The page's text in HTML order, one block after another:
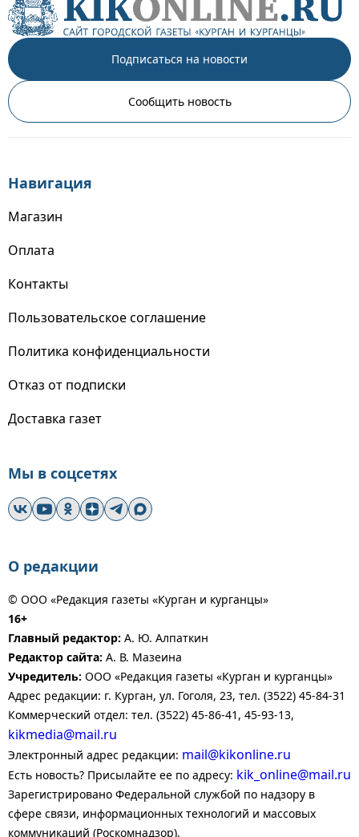
Подписаться на новости
Сообщить новость
Навигация
Магазин
Оплата
Контакты
Пользовательское соглашение
Политика конфиденциальности
Отказ от подписки
Доставка газет
Мы в соцсетях
О редакции
© ООО «Редакция газеты «Курган и курганцы»
16+
Главный редактор: А. Ю. Алпаткин
Редактор сайта: А. В. Мазеина
Учредитель: ООО «Редакция газеты «Курган и курганцы»
Адрес редакции: г. Курган, ул. Гоголя, 23, тел. (3522) 45-84-31
Коммерческий отдел: тел. (3522) 45-86-41, 45-93-13,
kikmedia@mail.ru
Электронный адрес редакции: mail@kikonline.ru
Есть новость? Присылайте ее по адресу: kik_online@mail.ru
Зарегистрировано Федеральной службой по надзору в
сфере связи, информационных технологий и массовых
коммуникаций (Роскомнадзор).